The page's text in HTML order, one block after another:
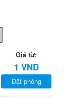
Giá từ:
1 VND
Đặt phòng